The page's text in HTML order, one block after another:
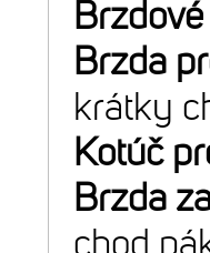
Brzda
krátky
Kotúč
Brzda
chod